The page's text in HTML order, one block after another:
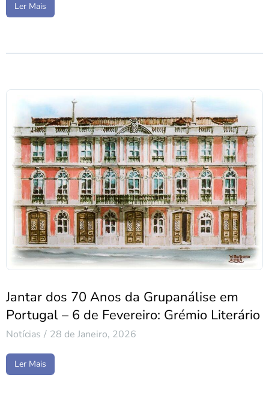
Ler Mais
Jantar dos 70 Anos da Grupanálise em
Portugal – 6 de Fevereiro: Grémio Literário
Notícias 28 de Janeiro, 2026
Ler Mais